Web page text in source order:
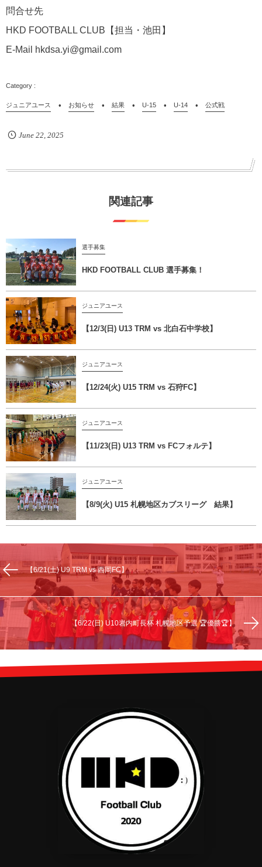
問合せ先
HKD FOOTBALL CLUB【担当・池田】
E-Mail hkdsa.yi@gmail.com
ジュニアユース お知らせ 結果 U-15 U-14 公式戦
June 22, 2025
関連記事
選手募集
HKD FOOTBALL CLUB 選手募集！
ジュニアユース
【12/3(日) U13 TRM vs 北白石中学校】
ジュニアユース
【12/24(火) U15 TRM vs 石狩FC】
ジュニアユース
【11/23(日) U13 TRM vs FCフォルテ】
ジュニアユース
【8/9(火) U15 札幌地区カブスリーグ 結果】
【6/21(土) U9 TRM vs 西岡FC】
【6/22(日) U10岩内町長杯 札幌地区予選 🏆優勝🏆】